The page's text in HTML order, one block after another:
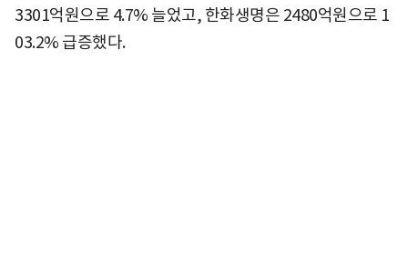
3301억원으로 4.7% 늘었고, 한화생명은 2480억원으로 1
03.2% 급증했다.